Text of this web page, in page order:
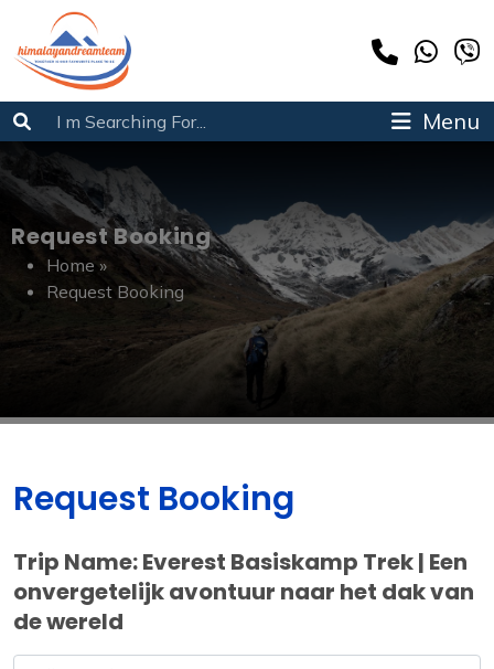
Menu
Request Booking
Home »
Request Booking
Request Booking
Trip Name: Everest Basiskamp Trek | Een
onvergetelijk avontuur naar het dak van
de wereld